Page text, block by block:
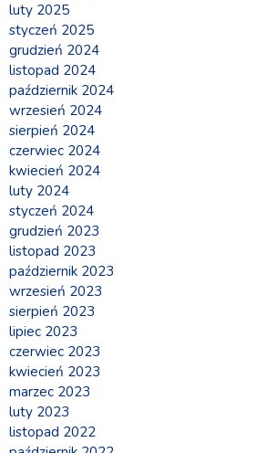
luty 2025
styczeń 2025
grudzień 2024
listopad 2024
październik 2024
wrzesień 2024
sierpień 2024
czerwiec 2024
kwiecień 2024
luty 2024
styczeń 2024
grudzień 2023
listopad 2023
październik 2023
wrzesień 2023
sierpień 2023
lipiec 2023
czerwiec 2023
kwiecień 2023
marzec 2023
luty 2023
listopad 2022